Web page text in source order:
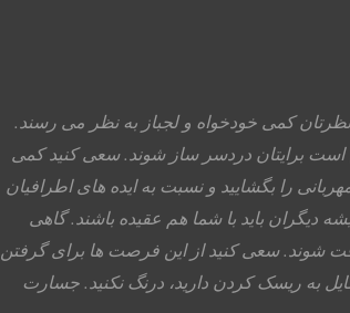
کمی خودخواه و لجباز به نظر می رسند.
است برایتان دردسر ساز شوند. سعی کنید کمی
را بگشایید و نسبت به ایده های اطرافیان
دیگران باید با شما هم عقیده باشند. گاهی
شوند. سعی کنید از این فرصت ها برای گرفتن
به ریسک کردن دارید، درنگ نکنید. جسارت